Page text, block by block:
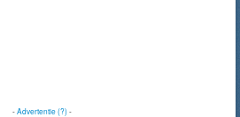
-Advertentie (?)-